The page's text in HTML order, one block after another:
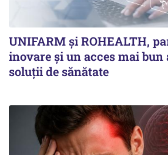
UNIFARM și ROHEALTH,
inovare și un acces mai
soluții de sănătate